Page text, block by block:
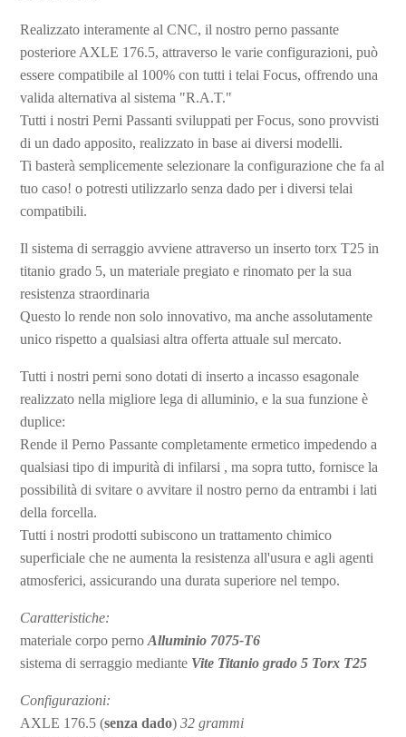
Realizzato interamente al CNC, il nostro perno passante
posteriore AXLE 176.5, attraverso le varie configurazioni, può
essere compatibile al 100% con tutti i telai Focus, offrendo una
valida alternativa al sistema "R.A.T."
Tutti i nostri Perni Passanti sviluppati per Focus, sono provvisti
di un dado apposito, realizzato in base ai diversi modelli.
Ti basterà semplicemente selezionare la configurazione che fa al
tuo caso! o potresti utilizzarlo senza dado per i diversi telai
compatibili.
Il sistema di serraggio avviene attraverso un inserto torx T25 in
titanio grado 5, un materiale pregiato e rinomato per la sua
resistenza straordinaria
Questo lo rende non solo innovativo, ma anche assolutamente
unico rispetto a qualsiasi altra offerta attuale sul mercato.
Tutti i nostri perni sono dotati di inserto a incasso esagonale
realizzato nella migliore lega di alluminio, e la sua funzione è
duplice:
Rende il Perno Passante completamente ermetico impedendo a
qualsiasi tipo di impurità di infilarsi , ma sopra tutto, fornisce la
possibilità di svitare o avvitare il nostro perno da entrambi i lati
della forcella.
Tutti i nostri prodotti subiscono un trattamento chimico
superficiale che ne aumenta la resistenza all'usura e agli agenti
atmosferici, assicurando una durata superiore nel tempo.
Caratteristiche:
materiale corpo perno Alluminio 7075-T6
sistema di serraggio mediante Vite Titanio grado 5 Torx T25
Configurazioni:
AXLE 176.5 (senza dado) 32 grammi